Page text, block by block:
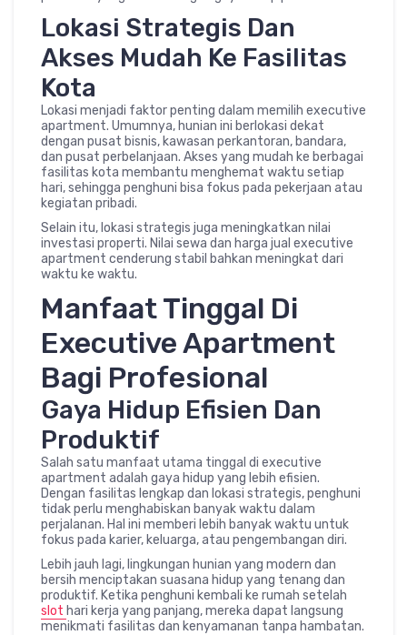
Lokasi Strategis Dan
Akses Mudah Ke Fasilitas
Kota
Lokasi menjadi faktor penting dalam memilih executive
apartment. Umumnya, hunian ini berlokasi dekat
dengan pusat bisnis, kawasan perkantoran, bandara,
dan pusat perbelanjaan. Akses yang mudah ke berbagai
fasilitas kota membantu menghemat waktu setiap
hari, sehingga penghuni bisa fokus pada pekerjaan atau
kegiatan pribadi.
Selain itu, lokasi strategis juga meningkatkan nilai
investasi properti. Nilai sewa dan harga jual executive
apartment cenderung stabil bahkan meningkat dari
waktu ke waktu.
Manfaat Tinggal Di
Executive Apartment
Bagi Profesional
Gaya Hidup Efisien Dan
Produktif
Salah satu manfaat utama tinggal di executive
apartment adalah gaya hidup yang lebih efisien.
Dengan fasilitas lengkap dan lokasi strategis, penghuni
tidak perlu menghabiskan banyak waktu dalam
perjalanan. Hal ini memberi lebih banyak waktu untuk
fokus pada karier, keluarga, atau pengembangan diri.
Lebih jauh lagi, lingkungan hunian yang modern dan
bersih menciptakan suasana hidup yang tenang dan
produktif. Ketika penghuni kembali ke rumah setelah
slot hari kerja yang panjang, mereka dapat langsung
menikmati fasilitas dan kenyamanan tanpa hambatan.